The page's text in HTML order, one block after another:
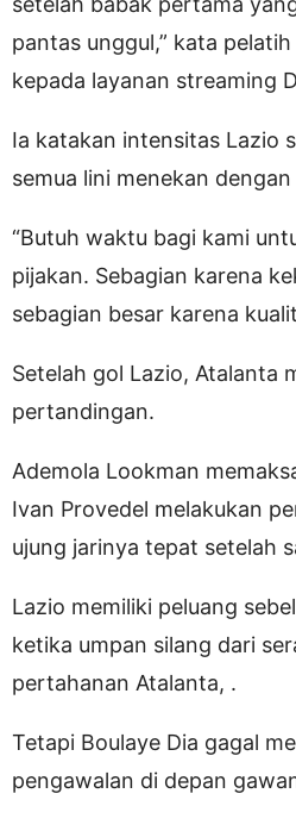
pantas unggul,” kata
kepada layanan streaming
Ia katakan intensitas Lazio
semua lini menekan dengan
“Butuh waktu bagi kami
pijakan. Sebagian karena
sebagian besar karena
Setelah gol Lazio, Atalanta
pertandingan.
Ademola Lookman
Ivan Provedel melakukan
ujung jarinya tepat setelah
Lazio memiliki peluang
ketika umpan silang dari
pertahanan Atalanta, .
Tetapi Boulaye Dia gagal
pengawalan di depan